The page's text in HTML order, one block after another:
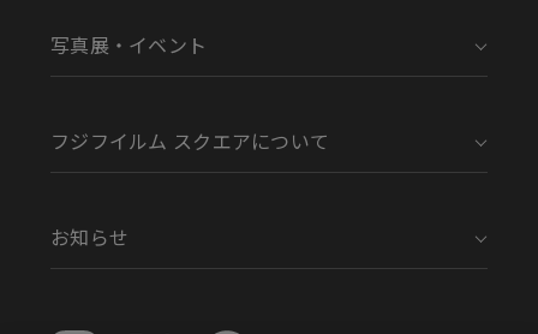
写真展・イベント
フジフイルム スクエアについて
お知らせ